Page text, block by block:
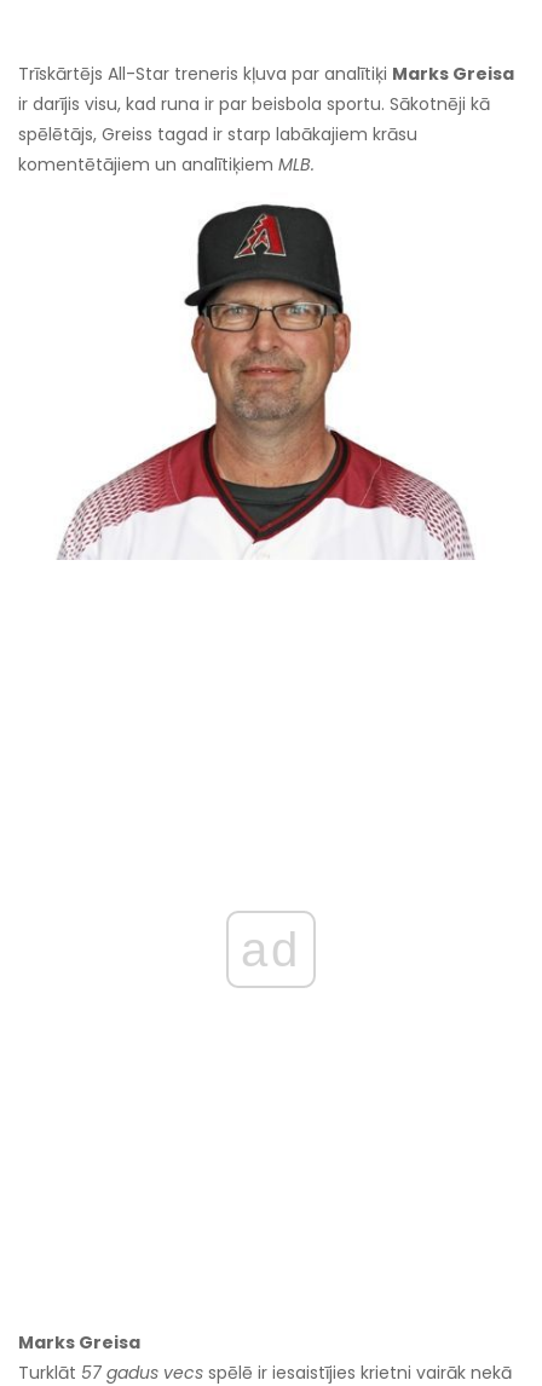
Trīskārtējs All-Star treneris kļuva par analītiķi Marks Greisa
ir darījis visu, kad runa ir par beisbola sportu. Sākotnēji kā
spēlētājs, Greiss tagad ir starp labākajiem krāsu
komentētājiem un analītiķiem MLB.
ad
Marks Greisa
Turklāt 57 gadus vecs spēlē ir iesaistījies krietni vairāk nekā